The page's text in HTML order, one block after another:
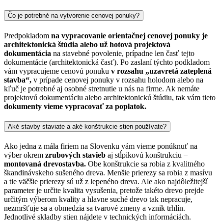
Čo je potrebné na vytvorenie cenovej ponuky?
Predpokladom na vypracovanie orientačnej cenovej ponuky je
architektonická štúdia alebo už hotová projektová
dokumentácia na stavebné povolenie, prípadne len časť tejto
dokumentácie (architektonická časť). Po zaslaní týchto podkladom
vám vypracujeme cenovú ponuku v rozsahu „uzavretá zateplená
stavba“, v prípade cenovej ponuky v rozsahu holodom alebo na
kľuč je potrebné aj osobné stretnutie u nás na firme. Ak nemáte
projektovú dokumentáciu alebo architektonickú štúdiu, tak vám tieto
dokumenty vieme vypracovať za poplatok.
Aké stavby staviate a aké konštrukcie stien používate?
Ako jedna z mála firiem na Slovenku vám vieme ponúknuť na
výber okrem zrubových stavieb aj stĺpikovú konštrukciu –
montovaná drevostavba. Obe konštrukcie sa robia z kvalitného
škandinávskeho sušeného dreva. Menšie prierezy sa robia z masívu
a tie väčšie prierezy sú už z lepeného dreva. Ale ako najdôležitejší
parameter je určite kvalita vysušenia, pretože takéto drevo prejde
určitým výberom kvality a hlavne suché drevo tak nepracuje,
nezmršťuje sa a obmedzia sa tvarové zmeny a vznik trhlín.
Jednotlivé skladby stien nájdete v technických informáciách.